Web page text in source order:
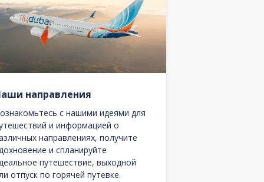
направления
с нашими идеями для
и информацией о
направлениях, получите
и спланируйте
путешествие, выходной
отпуск по горячей путевке.